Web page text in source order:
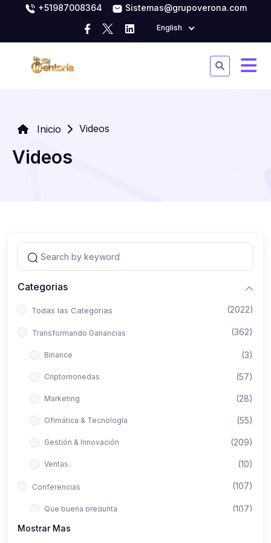
+51987008364 Sistemas@grupoverona.com
English
Inicio Videos
Videos
Categorias
Todas las Categorias (2022)
Transformando Ganancias (362)
Binance (3)
Criptomonedas (57)
Marketing (28)
Ofimática & Tecnología (55)
Gestión & Innovación (209)
Ventas (10)
Conferencias (107)
Que buena pregunta (107)
Aló Asesor
Mostrar Mas